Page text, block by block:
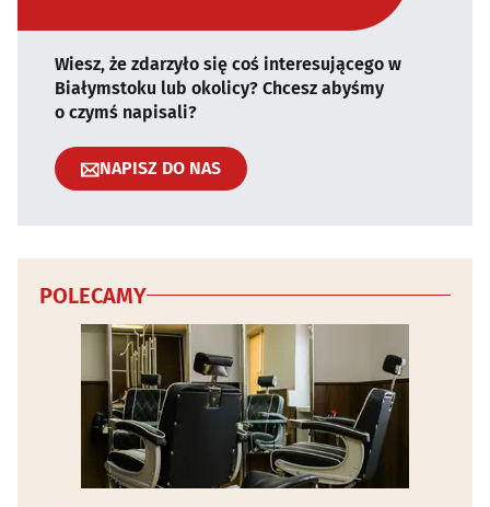
Wiesz, że zdarzyło się coś interesującego w
Białymstoku lub okolicy? Chcesz abyśmy
o czymś napisali?
NAPISZ DO NAS
POLECAMY